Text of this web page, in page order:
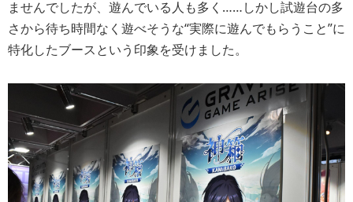
ませんでしたが、遊んでいる人も多く……しかし試遊台の多
さから待ち時間なく遊べそうな“実際に遊んでもらうこと”に
特化したブースという印象を受けました。